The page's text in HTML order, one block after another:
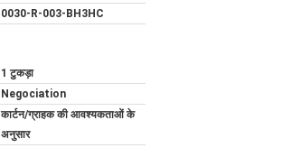
0030-R-003-BH3HC
1 टुकड़ा
Negociation
कार्टन/ग्राहक की आवश्यकताओं के
अनुसार